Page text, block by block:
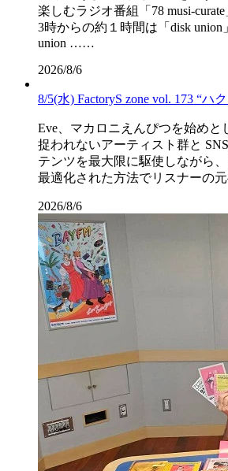
楽しむラジオ番組「78 musi-
3時からの約１時間は「disk union
union ……
2026/8/6
8/5(水) FactoryS zone vol. 173 “ハ
Eve、マカロニえんぴつを始めと
捉われないアーティスト群と
テンツを最大限に駆使しながら
最適化された方法でリスナーの
2026/8/6